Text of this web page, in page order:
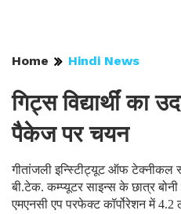
Home Hindi News
गिट्स विद्यार्थीं का
पैकेज पर चयन
गीतांजली इन्स्टिीट्यूट ऑफ टेक्नीकल
बी.टेक. कम्प्यूटर साइन्स के छात्र
एमएनसी एप परफेक्ट कॉर्पोरेशन में